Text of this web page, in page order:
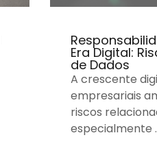
Era Digital:
de Dados
A crescente
empresariais
riscos
especialmente